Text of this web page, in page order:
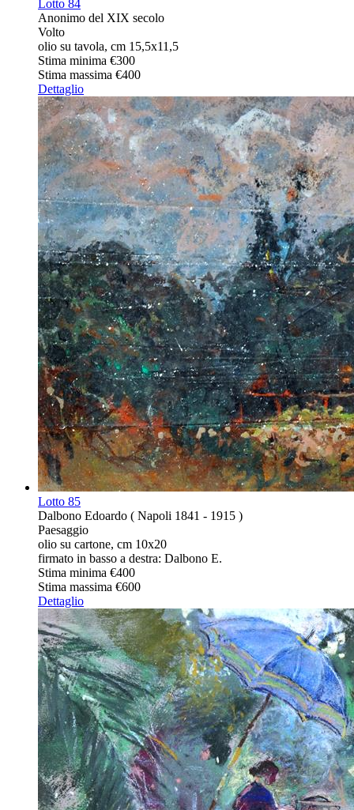
Lotto 84
Anonimo del XIX secolo
Volto
olio su tavola, cm 15,5x11,5
Stima minima €300
Stima massima €400
Dettaglio
Lotto 85
Dalbono Edoardo ( Napoli 1841 - 1915 )
Paesaggio
olio su cartone, cm 10x20
firmato in basso a destra: Dalbono E.
Stima minima €400
Stima massima €600
Dettaglio